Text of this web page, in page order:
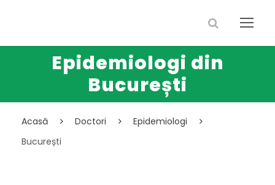
Epidemiologi din
București
Acasă Doctori
Epidemiologi
București